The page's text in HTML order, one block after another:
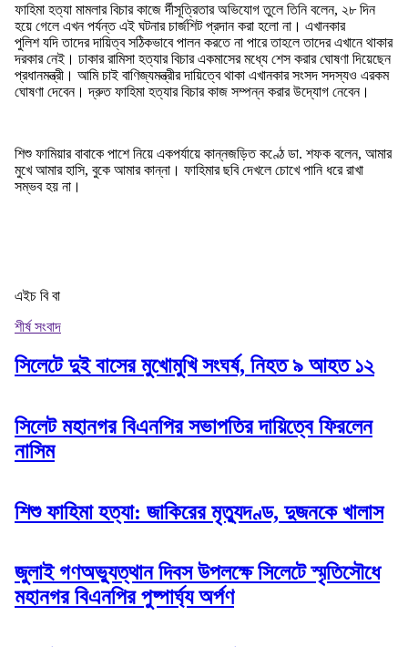
ফাহিমা হত্যা মামলার বিচার কাজে র্দীসূত্রিতার অভিযোগ তুলে তিনি বলেন, ২৮ দিন
হয়ে গেলে এখন পর্যন্ত এই ঘটনার চার্জশিট প্রদান করা হলো না। এখানকার
পুলিশ যদি তাদের দায়িত্ব সঠিকভাবে পালন করতে না পারে তাহলে তাদের এখানে থাকার
দরকার নেই। ঢাকার রামিসা হত্যার বিচার একমাসের মধ্যে শেস করার ঘোষণা দিয়েছেন
প্রধানমন্ত্রী। আমি চাই বাণিজ্যমন্ত্রীর দায়িত্বে থাকা এখানকার সংসদ সদস্যও এরকম
ঘোষণা দেবেন। দ্রুত ফাহিমা হত্যার বিচার কাজ সম্পন্ন করার উদ্যোগ নেবেন।
শিশু ফামিয়ার বাবাকে পাশে নিয়ে একপর্যায়ে কান্নজড়িত কণ্ঠে ডা. শফক বলেন, আমার
মুখে আমার হাসি, বুকে আমার কান্না। ফাহিমার ছবি দেখলে চোখে পানি ধরে রাখা
সম্ভব হয় না।
এইচ বি বা
শীর্ষ সংবাদ
সিলেটে দুই বাসের মুখোমুখি সংঘর্ষ, নিহত ৯ আহত ১২
সিলেট মহানগর বিএনপির সভাপতির দায়িত্বে ফিরলেন
নাসিম
শিশু ফাহিমা হত্যা: জাকিরের মৃত্যুদণ্ড, দুজনকে খালাস
জুলাই গণঅভ্যুত্থান দিবস উপলক্ষে সিলেটে স্মৃতিসৌধে
মহানগর বিএনপির পুষ্পার্ঘ্য অর্পণ